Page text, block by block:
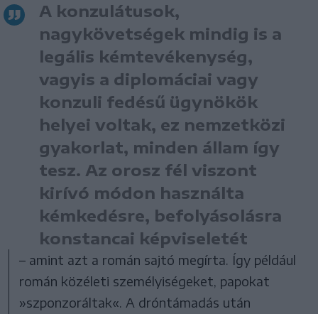
A konzulátusok,
nagykövetségek mindig is a
legális kémtevékenység,
vagyis a diplomáciai vagy
konzuli fedésű ügynökök
helyei voltak, ez nemzetközi
gyakorlat, minden állam így
tesz. Az orosz fél viszont
kirívó módon használta
kémkedésre, befolyásolásra
konstancai képviseletét
– amint azt a román sajtó megírta. Így például
román közéleti személyiségeket, papokat
»szponzoráltak«. A dróntámadás után